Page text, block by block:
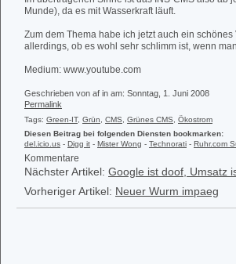
Munde), da es mit Wasserkraft läuft.
Zum dem Thema habe ich jetzt auch ein
allerdings, ob es wohl sehr schlimm ist, wenn
Medium: www.youtube.com
Geschrieben von af in am: Sonntag, 1. Juni 2008
Permalink
Tags: Green-IT, Grün CMS Grünes CMS
Ökostrom
Diesen Beitrag bei folgenden Diensten bookmarken:
del.icio.us - Digg it - Mister Wong - Technorati - Ruhr.com
Kommentare
Nächster Artikel: Google ist doof, Umsatz
Vorheriger Artikel: Neuer Wurm impaeg